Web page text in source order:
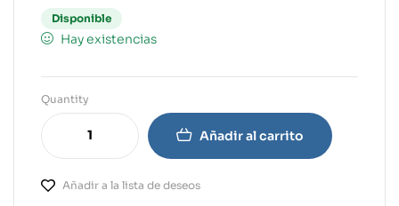
Disponible
Hay existencias
Quantity
Añadir al carrito
Añadir a la lista de deseos